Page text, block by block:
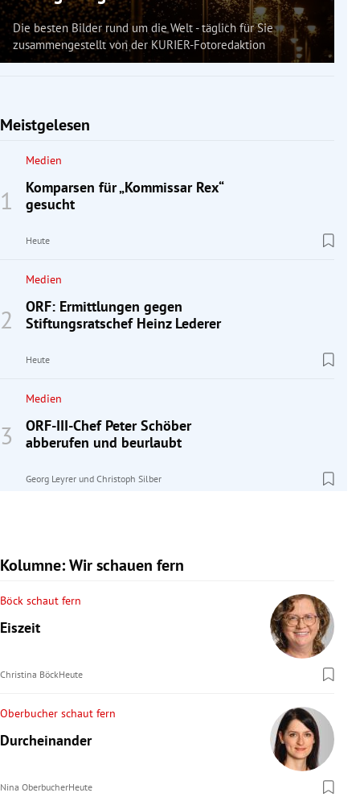
Die besten Bilder rund um die Welt - täglich für Sie
zusammengestellt von der KURIER-Fotoredaktion
Meistgelesen
Medien
Komparsen für „Kommissar Rex“
gesucht
Heute
Medien
ORF: Ermittlungen gegen
Stiftungsratschef Heinz Lederer
Heute
Medien
ORF-III-Chef Peter Schöber
abberufen und beurlaubt
Georg Leyrer und Christoph Silber
Kolumne: Wir schauen fern
Böck schaut fern
Eiszeit
Christina BöckHeute
Oberbucher schaut fern
Durcheinander
Nina OberbucherHeute